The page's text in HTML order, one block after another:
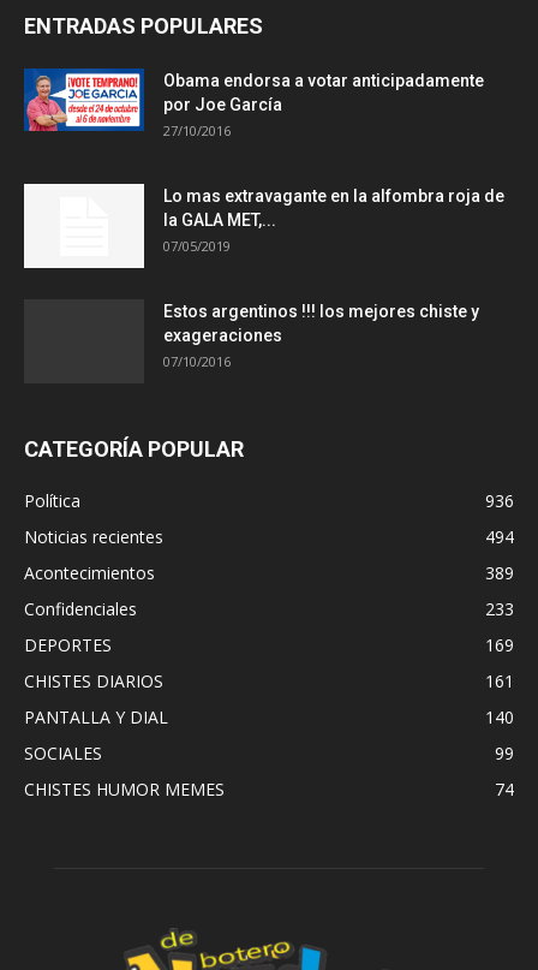
ENTRADAS POPULARES
Obama endorsa a votar anticipadamente
por Joe García
27/10/2016
Lo mas extravagante en la alfombra roja de
la GALA MET,...
07/05/2019
Estos argentinos !!! los mejores chiste y
exageraciones
07/10/2016
CATEGORÍA POPULAR
Política
936
Noticias recientes
494
Acontecimientos
389
Confidenciales
233
DEPORTES
169
CHISTES DIARIOS
161
PANTALLA Y DIAL
140
SOCIALES
99
CHISTES HUMOR MEMES
74